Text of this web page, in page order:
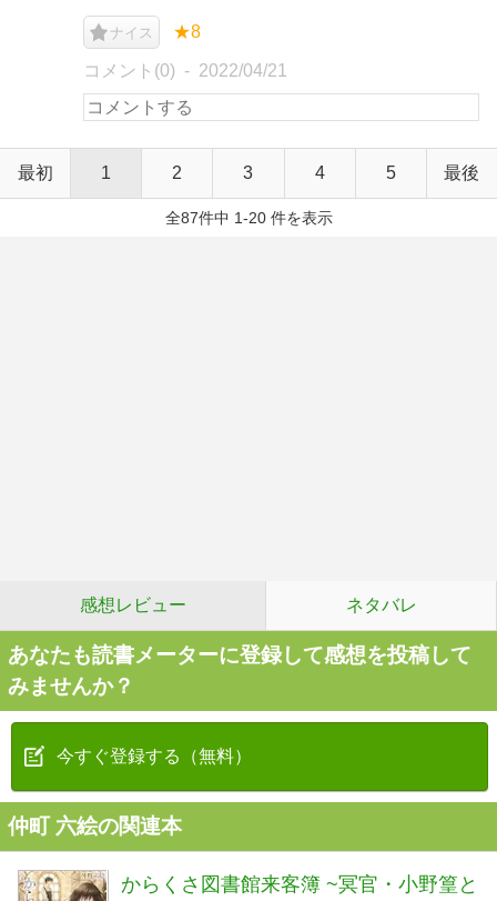
ナイス ★8
コメント(0) 2022/04/21
最初 1 2 3 4 5 最後
全87件中 1-20 件を表示
感想レビュー ネタバレ
あなたも読書メーターに登録して感想を投稿して
みませんか？
今すぐ登録する（無料）
仲町 六絵の関連本
からくさ図書館来客簿 ~冥官・小野篁と